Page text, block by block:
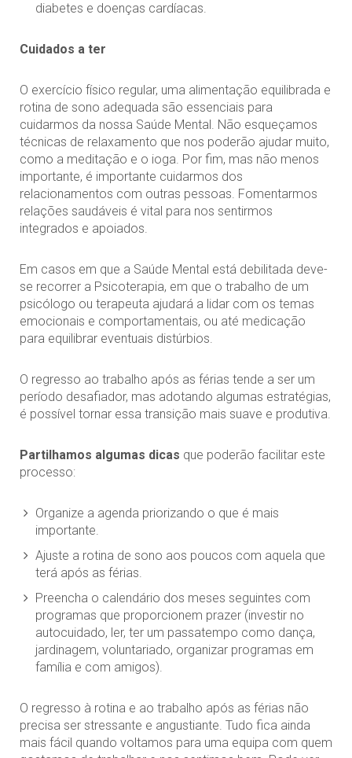
diabetes e doenças cardíacas.
Cuidados a ter
O exercício físico regular, uma alimentação equilibrada e
rotina de sono adequada são essenciais para
cuidarmos da nossa Saúde Mental. Não esqueçamos
técnicas de relaxamento que nos poderão ajudar muito,
como a meditação e o ioga. Por fim, mas não menos
importante, é importante cuidarmos dos
relacionamentos com outras pessoas. Fomentarmos
relações saudáveis é vital para nos sentirmos
integrados e apoiados.
Em casos em que a Saúde Mental está debilitada deve-
se recorrer a Psicoterapia, em que o trabalho de um
psicólogo ou terapeuta ajudará a lidar com os temas
emocionais e comportamentais, ou até medicação
para equilibrar eventuais distúrbios.
O regresso ao trabalho após as férias tende a ser um
período desafiador, mas adotando algumas estratégias,
é possível tornar essa transição mais suave e produtiva.
Partilhamos algumas dicas que poderão facilitar este
processo:
Organize a agenda priorizando o que é mais
importante.
Ajuste a rotina de sono aos poucos com aquela que
terá após as férias.
Preencha o calendário dos meses seguintes com
programas que proporcionem prazer (investir no
autocuidado, ler, ter um passatempo como dança,
jardinagem, voluntariado, organizar programas em
família e com amigos).
O regresso à rotina e ao trabalho após as férias não
precisa ser stressante e angustiante. Tudo fica ainda
mais fácil quando voltamos para uma equipa com quem